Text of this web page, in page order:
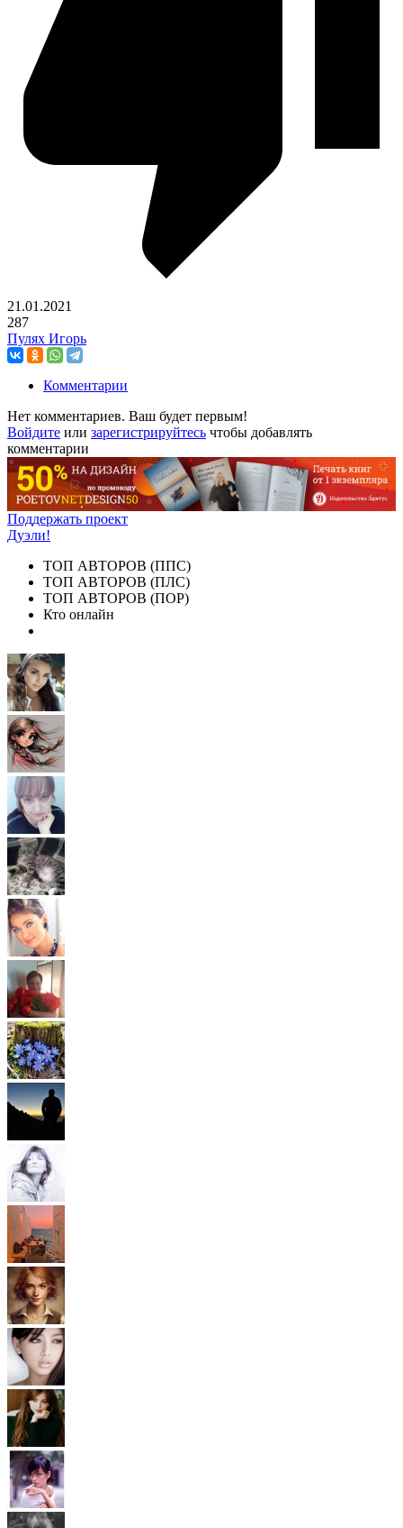
21.01.2021
287
Пулях Игорь
Комментарии
Нет комментариев. Ваш будет первым!
Войдите или зарегистрируйтесь чтобы добавлять
комментарии
Поддержать проект
Дуэли!
ТОП АВТОРОВ (ППС)
ТОП АВТОРОВ (ПЛС)
ТОП АВТОРОВ (ПОР)
Кто онлайн